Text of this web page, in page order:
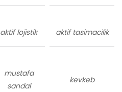
aktif lojistik aktif tasimacilik
mustafa
sandal
kevkeb